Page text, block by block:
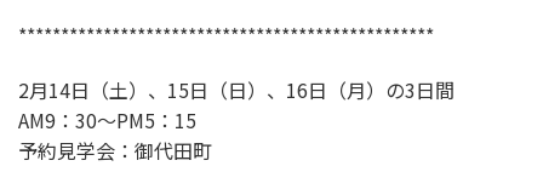
*************************************************
2月14日（土）、15日（日）、16日（月）の3日間
AM9：30～PM5：15
予約見学会：御代田町